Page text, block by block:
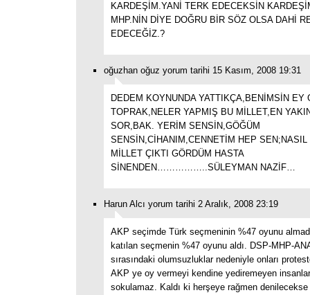
KARDEŞİM.YANİ TERK EDECEKSİN
MHP.NİN DİYE DOĞRU BİR SÖZ OLSA DAHİ
EDECEĞİZ.?
oğuzhan oğuz yorum tarihi 15 Kasım, 2008 19:31
DEDEM KOYNUNDA YATTIKÇA,BENİMSİN EY
TOPRAK,NELER YAPMIŞ BU MİLLET,EN
SOR,BAK. YERİM SENSİN,GÖĞÜM
SENSİN,CİHANIM,CENNETİM HEP SEN;NASIL
MİLLET ÇIKTI GÖRDÜM HASTA
SİNENDEN……………..SÜLEYMAN NAZİF…
Harun Alcı yorum tarihi 2 Aralık, 2008 23:19
AKP seçimde Türk seçmeninin %47 oyunu
katılan seçmenin %47 oyunu aldı. DSP-MHP-
sırasındaki olumsuzluklar nedeniyle onları
AKP ye oy vermeyi kendine yediremeyen
sokulamaz. Kaldı ki herşeye rağmen